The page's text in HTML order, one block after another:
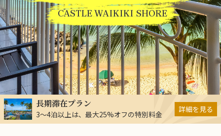
CASTLE WAIKIKI SHORE
長期滞在プラン
3～4泊以上は、最大25%オフの特別料金
詳細を見る